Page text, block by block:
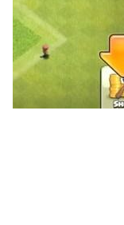
กลายเป็นความจริง
การ์ตูนที่น่าจดจำ
กรรมของคุณตอนนี้
ติดตามเราเพื่อรับข่
เว็บไซต์อย่างเป็นทา